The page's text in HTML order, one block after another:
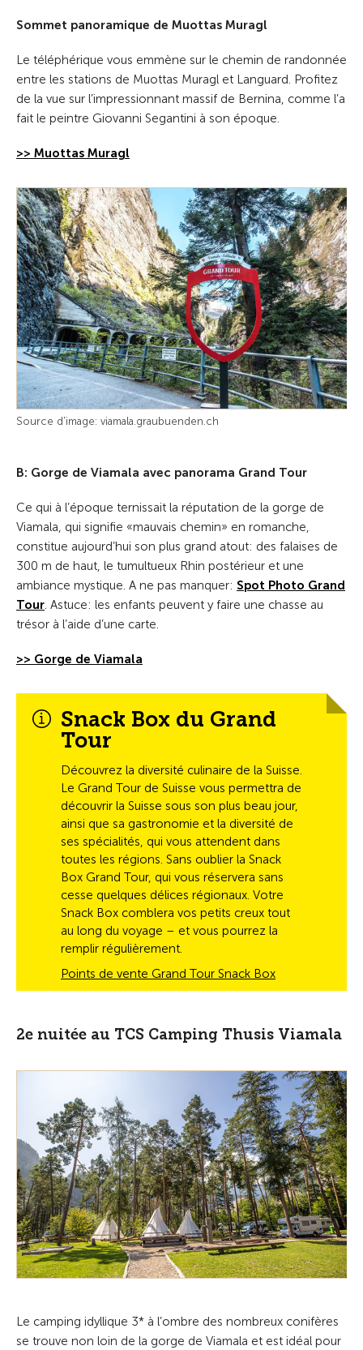
Sommet panoramique de Muottas Muragl
Le téléphérique vous emmène sur le chemin de randonnée
entre les stations de Muottas Muragl et Languard. Profitez
de la vue sur l’impressionnant massif de Bernina, comme l’a
fait le peintre Giovanni Segantini à son époque.
>> Muottas Muragl
Source d'image: viamala.graubuenden.ch
B: Gorge de Viamala avec panorama Grand Tour
Ce qui à l’époque ternissait la réputation de la gorge de
Viamala, qui signifie «mauvais chemin» en romanche,
constitue aujourd’hui son plus grand atout: des falaises de
300 m de haut, le tumultueux Rhin postérieur et une
ambiance mystique. A ne pas manquer: Spot Photo Grand
Tour. Astuce: les enfants peuvent y faire une chasse au
trésor à l’aide d’une carte.
>> Gorge de Viamala
Snack Box du Grand
Tour
Découvrez la diversité culinaire de la Suisse.
Le Grand Tour de Suisse vous permettra de
découvrir la Suisse sous son plus beau jour,
ainsi que sa gastronomie et la diversité de
ses spécialités, qui vous attendent dans
toutes les régions. Sans oublier la Snack
Box Grand Tour, qui vous réservera sans
cesse quelques délices régionaux. Votre
Snack Box comblera vos petits creux tout
au long du voyage – et vous pourrez la
remplir régulièrement.
Points de vente Grand Tour Snack Box
2e nuitée au TCS Camping Thusis Viamala
Le camping idyllique 3* à l’ombre des nombreux conifères
se trouve non loin de la gorge de Viamala et est idéal pour